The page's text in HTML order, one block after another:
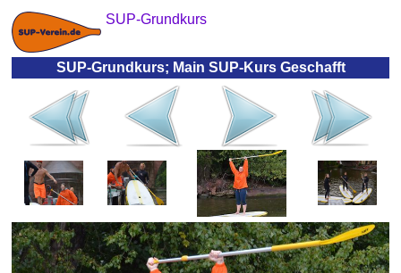
SUP-Grundkurs
SUP-Grundkurs; Main SUP-Kurs Geschafft